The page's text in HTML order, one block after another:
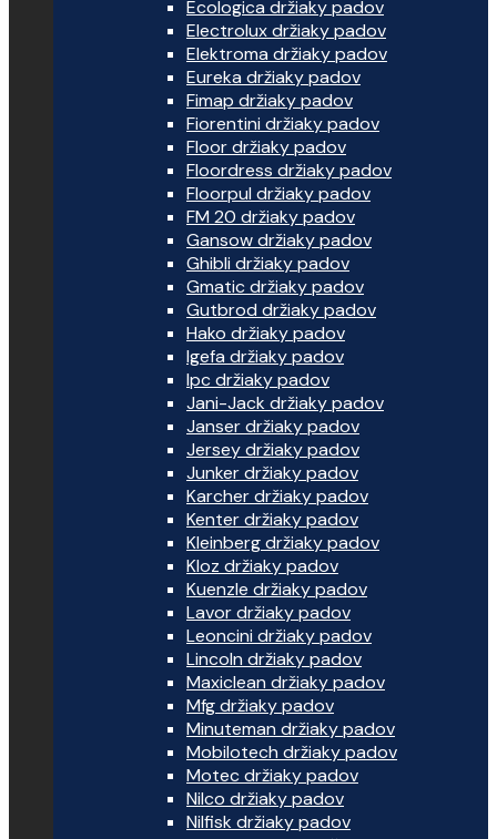
Ecologica držiaky padov
Electrolux držiaky padov
Elektroma držiaky padov
Eureka držiaky padov
Fimap držiaky padov
Fiorentini držiaky padov
Floor držiaky padov
Floordress držiaky padov
Floorpul držiaky padov
FM 20 držiaky padov
Gansow držiaky padov
Ghibli držiaky padov
Gmatic držiaky padov
Gutbrod držiaky padov
Hako držiaky padov
Igefa držiaky padov
Ipc držiaky padov
Jani-Jack držiaky padov
Janser držiaky padov
Jersey držiaky padov
Junker držiaky padov
Karcher držiaky padov
Kenter držiaky padov
Kleinberg držiaky padov
Kloz držiaky padov
Kuenzle držiaky padov
Lavor držiaky padov
Leoncini držiaky padov
Lincoln držiaky padov
Maxiclean držiaky padov
Mfg držiaky padov
Minuteman držiaky padov
Mobilotech držiaky padov
Motec držiaky padov
Nilco držiaky padov
Nilfisk držiaky padov